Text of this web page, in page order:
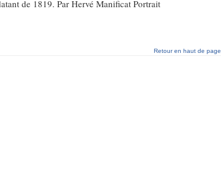
de 1819. Par Hervé Manificat Portrait
Retour en haut de page